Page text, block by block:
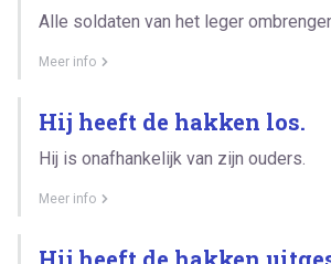
Alle soldaten van het leger
Meer info
Hij heeft de hakken los.
Hij is onafhankelijk van zijn ouders.
Meer info
Hij heeft de hakken